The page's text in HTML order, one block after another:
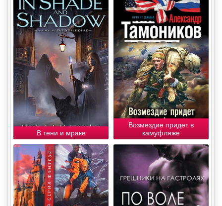
В тени и мраке
Возмездие придет в
камуфляже